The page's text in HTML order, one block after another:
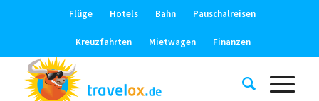
Flüge Hotels Bahn Pauschalreisen
Kreuzfahrten Mietwagen Finanzen